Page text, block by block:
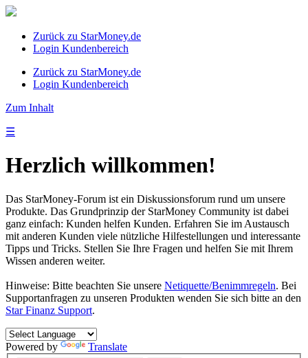
Zurück zu StarMoney.de
Login Kundenbereich
Zurück zu StarMoney.de
Login Kundenbereich
Zum Inhalt
☰
Herzlich willkommen!
Das StarMoney-Forum ist ein Diskussionsforum rund um unsere
Produkte. Das Grundprinzip der StarMoney Community ist dabei
ganz einfach: Kunden helfen Kunden. Erfahren Sie im Austausch
mit anderen Kunden viele nützliche Hilfestellungen und interessante
Tipps und Tricks. Stellen Sie Ihre Fragen und helfen Sie mit Ihrem
Wissen anderen weiter.
Hinweise: Bitte beachten Sie unsere Netiquette/Benimmregeln. Bei
Supportanfragen zu unseren Produkten wenden Sie sich bitte an den
Star Finanz Support.
Powered by Translate